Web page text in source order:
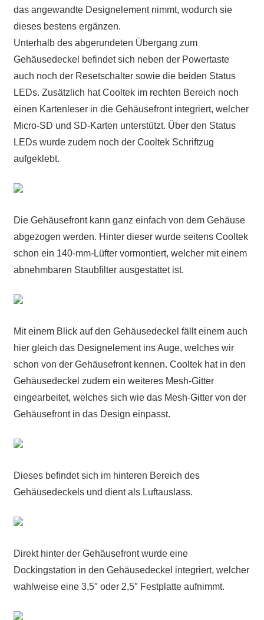
das angewandte Designelement nimmt, wodurch sie
dieses bestens ergänzen.
Unterhalb des abgerundeten Übergang zum
Gehäusedeckel befindet sich neben der Powertaste
auch noch der Resetschalter sowie die beiden Status
LEDs. Zusätzlich hat Cooltek im rechten Bereich noch
einen Kartenleser in die Gehäusefront integriert, welcher
Micro-SD und SD-Karten unterstützt. Über den Status
LEDs wurde zudem noch der Cooltek Schriftzug
aufgeklebt.
Die Gehäusefront kann ganz einfach von dem Gehäuse
abgezogen werden. Hinter dieser wurde seitens Cooltek
schon ein 140-mm-Lüfter vormontiert, welcher mit einem
abnehmbaren Staubfilter ausgestattet ist.
Mit einem Blick auf den Gehäusedeckel fällt einem auch
hier gleich das Designelement ins Auge, welches wir
schon von der Gehäusefront kennen. Cooltek hat in den
Gehäusedeckel zudem ein weiteres Mesh-Gitter
eingearbeitet, welches sich wie das Mesh-Gitter von der
Gehäusefront in das Design einpasst.
Dieses befindet sich im hinteren Bereich des
Gehäusedeckels und dient als Luftauslass.
Direkt hinter der Gehäusefront wurde eine
Dockingstation in den Gehäusedeckel integriert, welcher
wahlweise eine 3,5″ oder 2,5″ Festplatte aufnimmt.